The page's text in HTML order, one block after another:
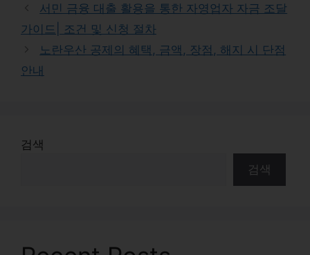
서민 금융 대출 활용을 통한 자영업자 자금 조달
가이드| 조건 및 신청 절차
노란우산 공제의 혜택, 금액, 장점, 해지 시 단점
안내
검색
검색